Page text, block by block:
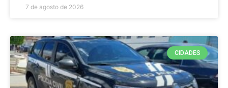
7 de agosto de 2026
CIDADES